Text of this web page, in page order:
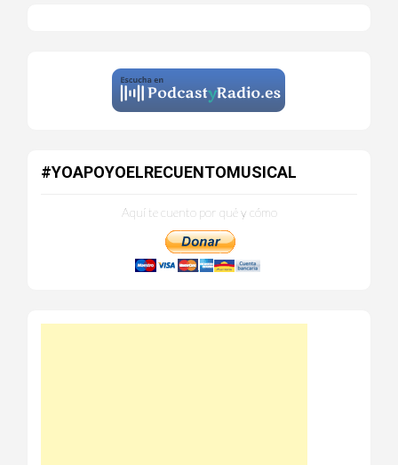
#YOAPOYOELRECUENTOMUSICAL
Aquí te cuento por qué y cómo